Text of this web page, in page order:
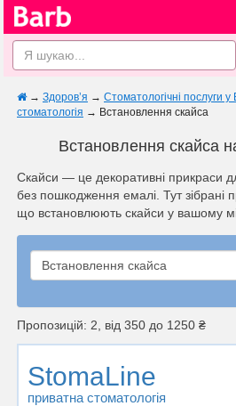
→ Здоров’я → Стоматологічні послуги у
стоматологія → Встановлення скайса
Встановлення скайса
Скайси — це декоративні прикраси
без пошкодження емалі. Тут зібрані
що встановлюють скайси у вашому
Встановлення скайса
Пропозицій: 2, від 350 до 1250 ₴
StomaLine
приватна стоматологія